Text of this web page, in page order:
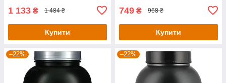
1 133 ₴ 1 484 ₴
Купити
749 ₴ 968 ₴
Купити
–22% –22%